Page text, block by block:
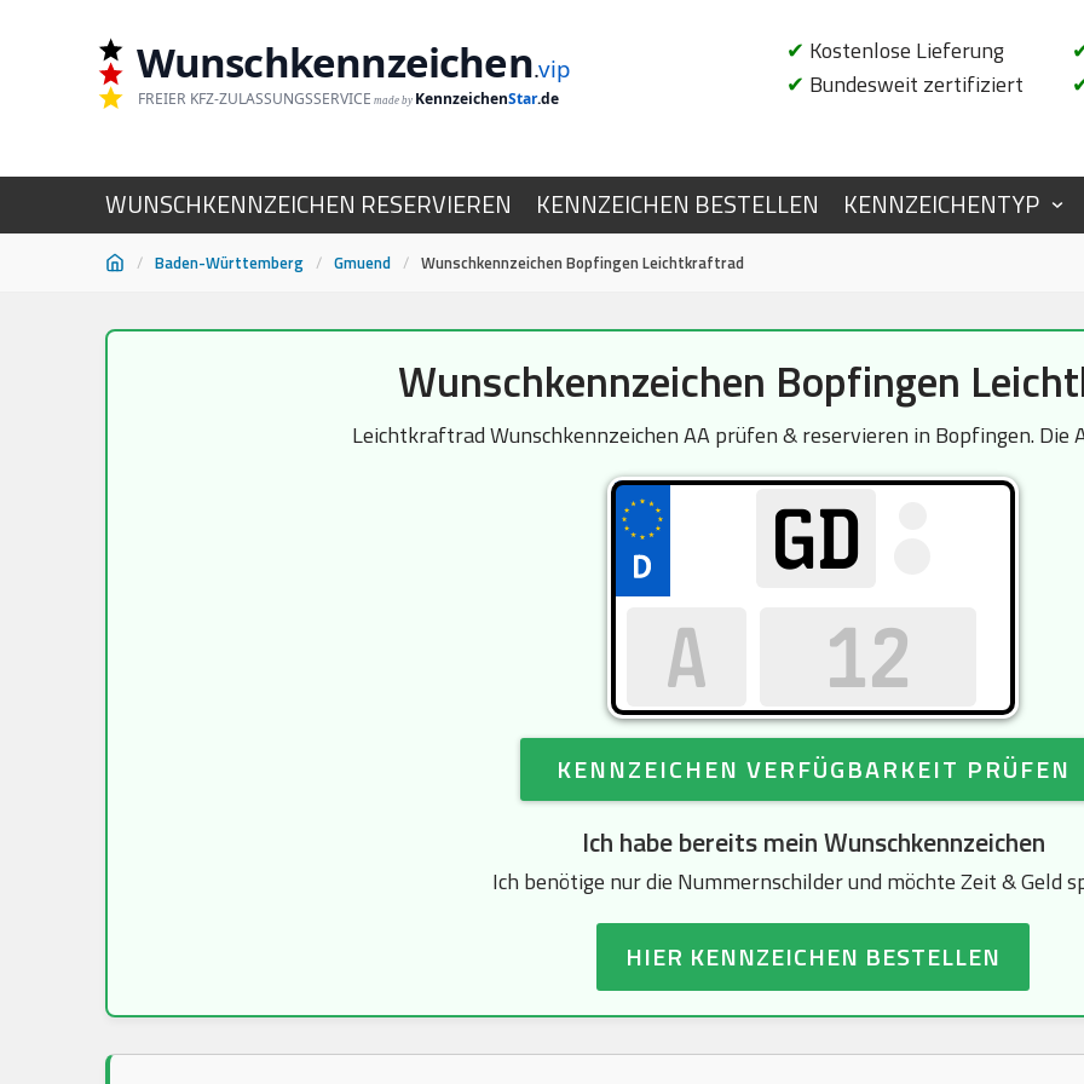
Wunschkennzeichen.vip
FREIER KFZ-ZULASSUNGSSERVICE made by KennzeichenStar.de
✔ Kostenlose Lieferung
✔ Bundesweit zertifiziert
WUNSCHKENNZEICHEN RESERVIEREN KENNZEICHEN BESTELLEN KENNZEICHENTYP
/ Baden-Württemberg / Gmuend / Wunschkennzeichen Bopfingen Leichtkraftrad
Wunschkennzeichen Bopfingen
Leichtkraftrad Wunschkennzeichen AA prüfen & reservieren in Bopfingen. Die
KENNZEICHEN VERFÜGBARKEIT PRÜFEN
Ich habe bereits mein Wunschkennzeichen
Ich benötige nur die Nummernschilder und möchte Zeit & Geld
HIER KENNZEICHEN BESTELLEN